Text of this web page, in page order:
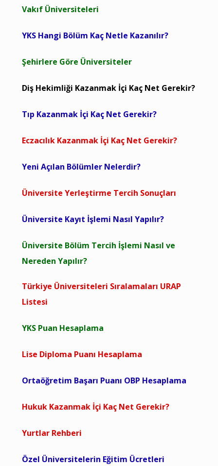
Vakıf Üniversiteleri
YKS Hangi Bölüm Kaç Netle Kazanılır?
Şehirlere Göre Üniversiteler
Diş Hekimliği Kazanmak İçi Kaç Net Gerekir?
Tıp Kazanmak İçi Kaç Net Gerekir?
Eczacılık Kazanmak İçi Kaç Net Gerekir?
Yeni Açılan Bölümler Nelerdir?
Üniversite Yerleştirme Tercih Sonuçları
Üniversite Kayıt İşlemi Nasıl Yapılır?
Üniversite Bölüm Tercih İşlemi Nasıl ve
Nereden Yapılır?
Türkiye Üniversiteleri Sıralamaları URAP
Listesi
YKS Puan Hesaplama
Lise Diploma Puanı Hesaplama
Ortaöğretim Başarı Puanı OBP Hesaplama
Hukuk Kazanmak İçi Kaç Net Gerekir?
Yurtlar Rehberi
Özel Üniversitelerin Eğitim Ücretleri